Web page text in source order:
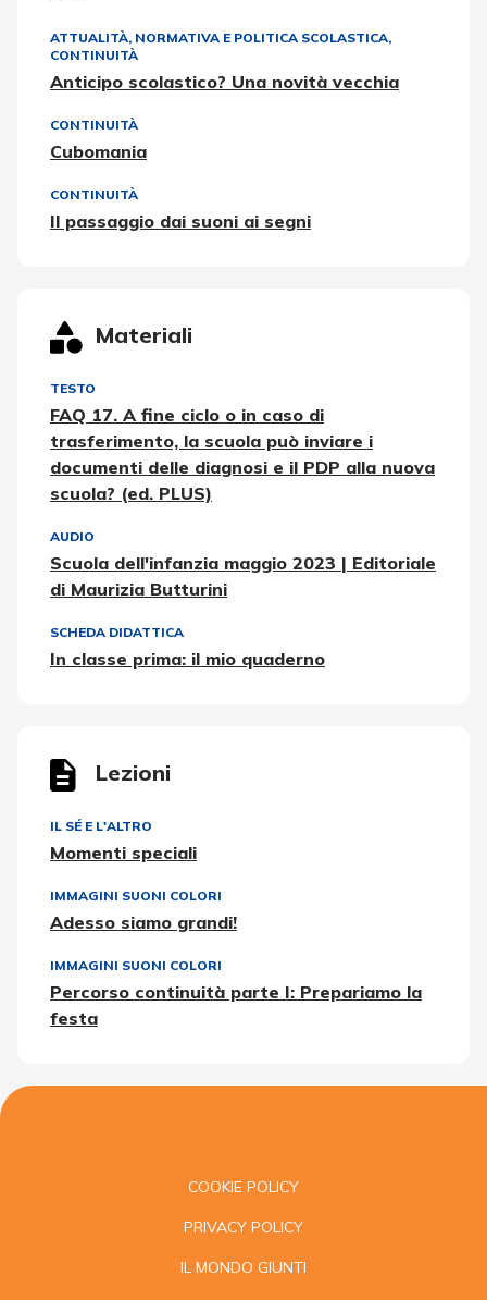
ATTUALITÀ, NORMATIVA E POLITICA SCOLASTICA,
CONTINUITÀ
Anticipo scolastico? Una novità vecchia
CONTINUITÀ
Cubomania
CONTINUITÀ
Il passaggio dai suoni ai segni
Materiali
TESTO
FAQ 17. A fine ciclo o in caso di
trasferimento, la scuola può inviare i
documenti delle diagnosi e il PDP alla nuova
scuola? (ed. PLUS)
AUDIO
Scuola dell'infanzia maggio 2023 | Editoriale
di Maurizia Butturini
SCHEDA DIDATTICA
In classe prima: il mio quaderno
Lezioni
IL SÉ E L'ALTRO
Momenti speciali
IMMAGINI SUONI COLORI
Adesso siamo grandi!
IMMAGINI SUONI COLORI
Percorso continuità parte I: Prepariamo la
festa
COOKIE POLICY
PRIVACY POLICY
IL MONDO GIUNTI